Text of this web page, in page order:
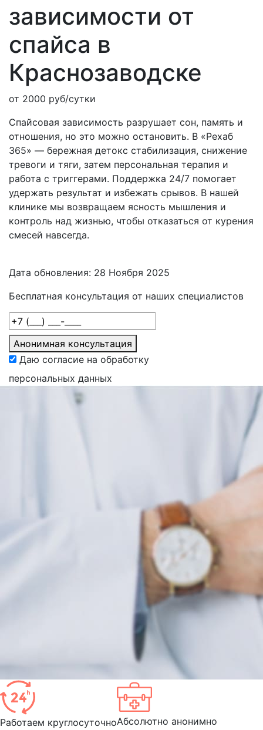
зависимости от
спайса в
Краснозаводске
от 2000 руб/сутки
Спайсовая зависимость разрушает сон, память и
отношения, но это можно остановить. В «Рехаб
365» — бережная детокс стабилизация, снижение
тревоги и тяги, затем персональная терапия и
работа с триггерами. Поддержка 24/7 помогает
удержать результат и избежать срывов. В нашей
клинике мы возвращаем ясность мышления и
контроль над жизнью, чтобы отказаться от курения
смесей навсегда.
Дата обновления: 28 Ноября 2025
Бесплатная консультация от наших специалистов
Анонимная консультация
Даю согласие на обработку
персональных данных
Работаем круглосуточноАбсолютно анонимно